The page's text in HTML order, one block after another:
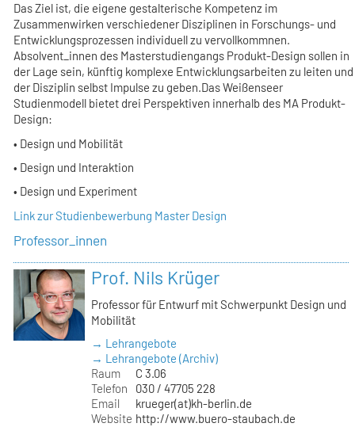
Das Ziel ist, die eigene gestalterische Kompetenz im
Zusammenwirken verschiedener Disziplinen in Forschungs- und
Entwicklungsprozessen individuell zu vervollkommnen.
Absolvent_innen des Masterstudiengangs Produkt-Design sollen in
der Lage sein, künftig komplexe Entwicklungsarbeiten zu leiten und
der Disziplin selbst Impulse zu geben.Das Weißenseer
Studienmodell bietet drei Perspektiven innerhalb des MA Produkt-
Design:
• Design und Mobilität
• Design und Interaktion
• Design und Experiment
Link zur Studienbewerbung Master Design
Professor_innen
Prof. Nils Krüger
Professor für Entwurf mit Schwerpunkt Design und
Mobilität
→ Lehrangebote
→ Lehrangebote (Archiv)
Raum
C 3.06
Telefon
030 / 47705 228
Email
krueger(at)kh-berlin.de
Website http://www.buero-staubach.de